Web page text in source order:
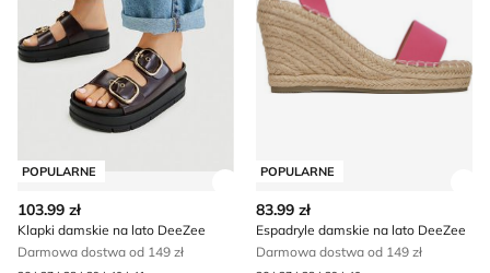
POPULARNE
103.99 zł
Klapki damskie na lato DeeZee
Darmowa dostwa od 149 zł
POPULARNE
83.99 zł
Espadryle damskie na lato DeeZee
Darmowa dostwa od 149 zł